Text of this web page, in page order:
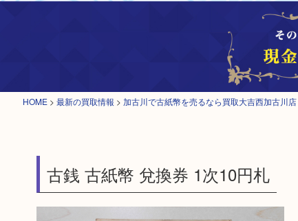
HOME > 最新の買取情報 > 加古川で古紙幣を売るなら買取大吉西加古川店
古銭 古紙幣 兌換券 1次10円札